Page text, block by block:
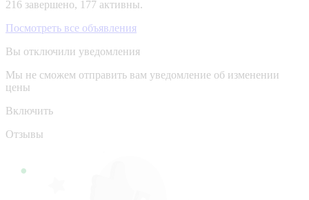
216 завершено, 177 активны.
Посмотреть все объявления
Вы отключили уведомления
Мы не сможем отправить вам уведомление об изменении
цены
Включить
Отзывы